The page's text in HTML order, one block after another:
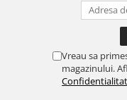
Vreau sa
magazinului.